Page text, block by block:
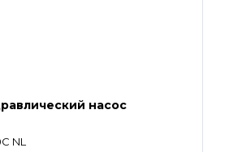
насос
NL